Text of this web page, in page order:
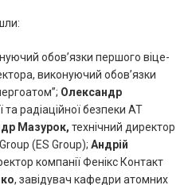
обов’язки першого віце-
виконуючий обов’язки
Олександр
радіаційної безпеки АТ
Мазурок, технічний директор
(ES Group); Андрій
компанії Фенікс Контакт
, завідувач кафедри атомних